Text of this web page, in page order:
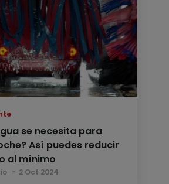
se necesita para
Así puedes reducir
al mínimo
2 Oct 2024